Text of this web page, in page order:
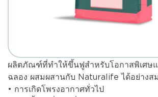
ผลิตภัณฑ์ที่ทำให้ขึ้นฟูสำหรับโอกาสพิเศษแ
ฉลอง ผสมผสานกับ Naturalife ได้อย่าง
• การเกิดโพรงอากาศทั่วไป